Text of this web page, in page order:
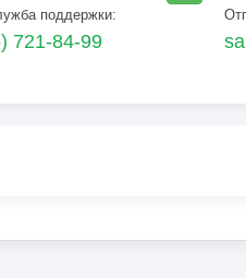
поддержки:
721-84-99